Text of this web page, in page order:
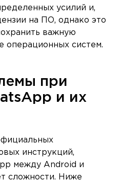
усилий и,
на ПО, однако это
важную
операционных систем.
при
и их
инструкций,
между Android и
сложности. Ниже